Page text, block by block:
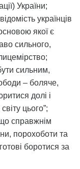
України;
українців
якої є
сильного,
сильним,
– боляче,
долі і
цього”;
справжнім
порохоботи та
боротися за